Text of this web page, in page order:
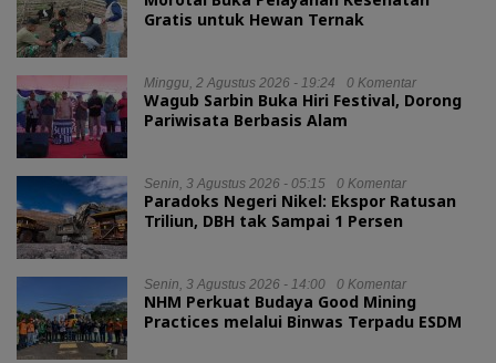
Gratis untuk Hewan Ternak
Minggu, 2 Agustus 2026 - 19:24 0 Komentar
Wagub Sarbin Buka Hiri Festival, Dorong
Pariwisata Berbasis Alam
Senin, 3 Agustus 2026 - 05:15 0 Komentar
Paradoks Negeri Nikel: Ekspor Ratusan
Triliun, DBH tak Sampai 1 Persen
Senin, 3 Agustus 2026 - 14:00 0 Komentar
NHM Perkuat Budaya Good Mining
Practices melalui Binwas Terpadu ESDM